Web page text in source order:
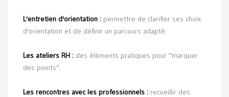
L'entretien d'orientation : permettre de clarifier ses choix
d'orientation et de définir un parcours adapté.
Les ateliers RH : des éléments pratiques pour "marquer
des points".
Les rencontres avec les professionnels : recueillir des